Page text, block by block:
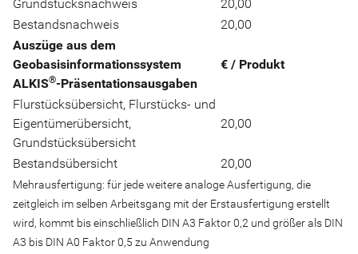
Grundstücksnachweis
20,00
Bestandsnachweis
20,00
Auszüge aus dem
Geobasisinformationssystem
ALKIS®-Präsentationsausgaben
€ / Produkt
Flurstücksübersicht, Flurstücks- und
Eigentümerübersicht,
Grundstücksübersicht
20,00
Bestandsübersicht 20,00
Mehrausfertigung: für jede weitere analoge Ausfertigung, die
zeitgleich im selben Arbeitsgang mit der Erstausfertigung erstellt
wird, kommt bis einschließlich DIN A3 Faktor 0,2 und größer als DIN
A3 bis DIN A0 Faktor 0,5 zu Anwendung